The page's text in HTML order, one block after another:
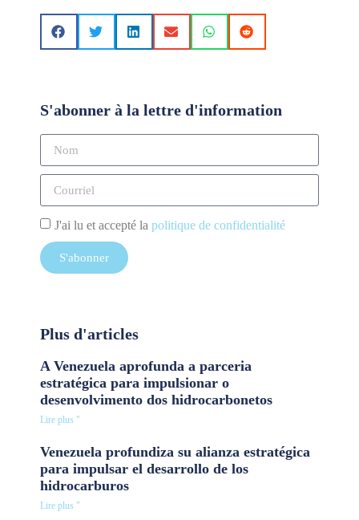
S'abonner à la lettre d'information
J'ai lu et accepté la politique de confidentialité
S'abonner
Plus d'articles
A Venezuela aprofunda a parceria
estratégica para impulsionar o
desenvolvimento dos hidrocarbonetos
Lire plus "
Venezuela profundiza su alianza estratégica
para impulsar el desarrollo de los
hidrocarburos
Lire plus "